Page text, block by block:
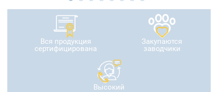
Вся продукция
сертифицирована
Закупаются
заводчики
Высокий